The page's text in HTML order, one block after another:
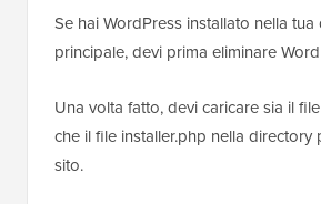
Se hai WordPress installato nella
principale, devi prima eliminare
Una volta fatto, devi caricare sia il
che il file installer.php nella directory
sito.